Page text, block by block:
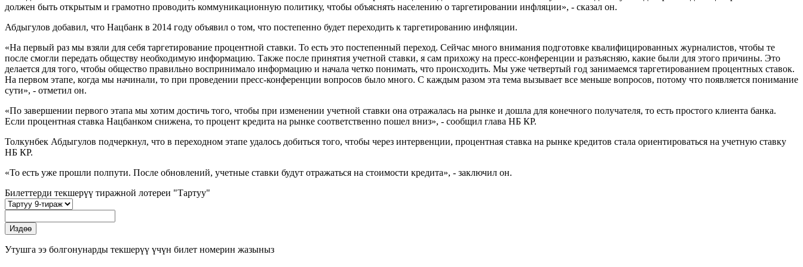
должен быть открытым и грамотно проводить коммуникационную политику, чтобы объяснять населению о таргетировании инфляции», - сказал он.
Абдыгулов добавил, что Нацбанк в 2014 году объявил о том, что постепенно будет переходить к таргетированию инфляции.
«На первый раз мы взяли для себя таргетирование процентной ставки. То есть это постепенный переход. Сейчас много внимания подготовке квалифицированных журналистов, чтобы те
после смогли передать обществу необходимую информацию. Также после принятия учетной ставки, я сам прихожу на пресс-конференции и разъясняю, какие были для этого причины. Это
делается для того, чтобы общество правильно воспринимало информацию и начала четко понимать, что происходить. Мы уже четвертый год занимаемся таргетированием процентных ставок.
На первом этапе, когда мы начинали, то при проведении пресс-конференции вопросов было много. С каждым разом эта тема вызывает все меньше вопросов, потому что появляется понимание
сути», - отметил он.
«По завершении первого этапа мы хотим достичь того, чтобы при изменении учетной ставки она отражалась на рынке и дошла для конечного получателя, то есть простого клиента банка.
Если процентная ставка Нацбанком снижена, то процент кредита на рынке соответственно пошел вниз», - сообщил глава НБ КР.
Толкунбек Абдыгулов подчеркнул, что в переходном этапе удалось добиться того, чтобы через интервенции, процентная ставка на рынке кредитов стала ориентироваться на учетную ставку
НБ КР.
«То есть уже прошли полпути. После обновлений, учетные ставки будут отражаться на стоимости кредита», - заключил он.
Билеттерди текшерүү тиражной лотереи "Тартуу"
Утушга ээ болгонунарды текшерүү үчүн билет номерин жазыныз